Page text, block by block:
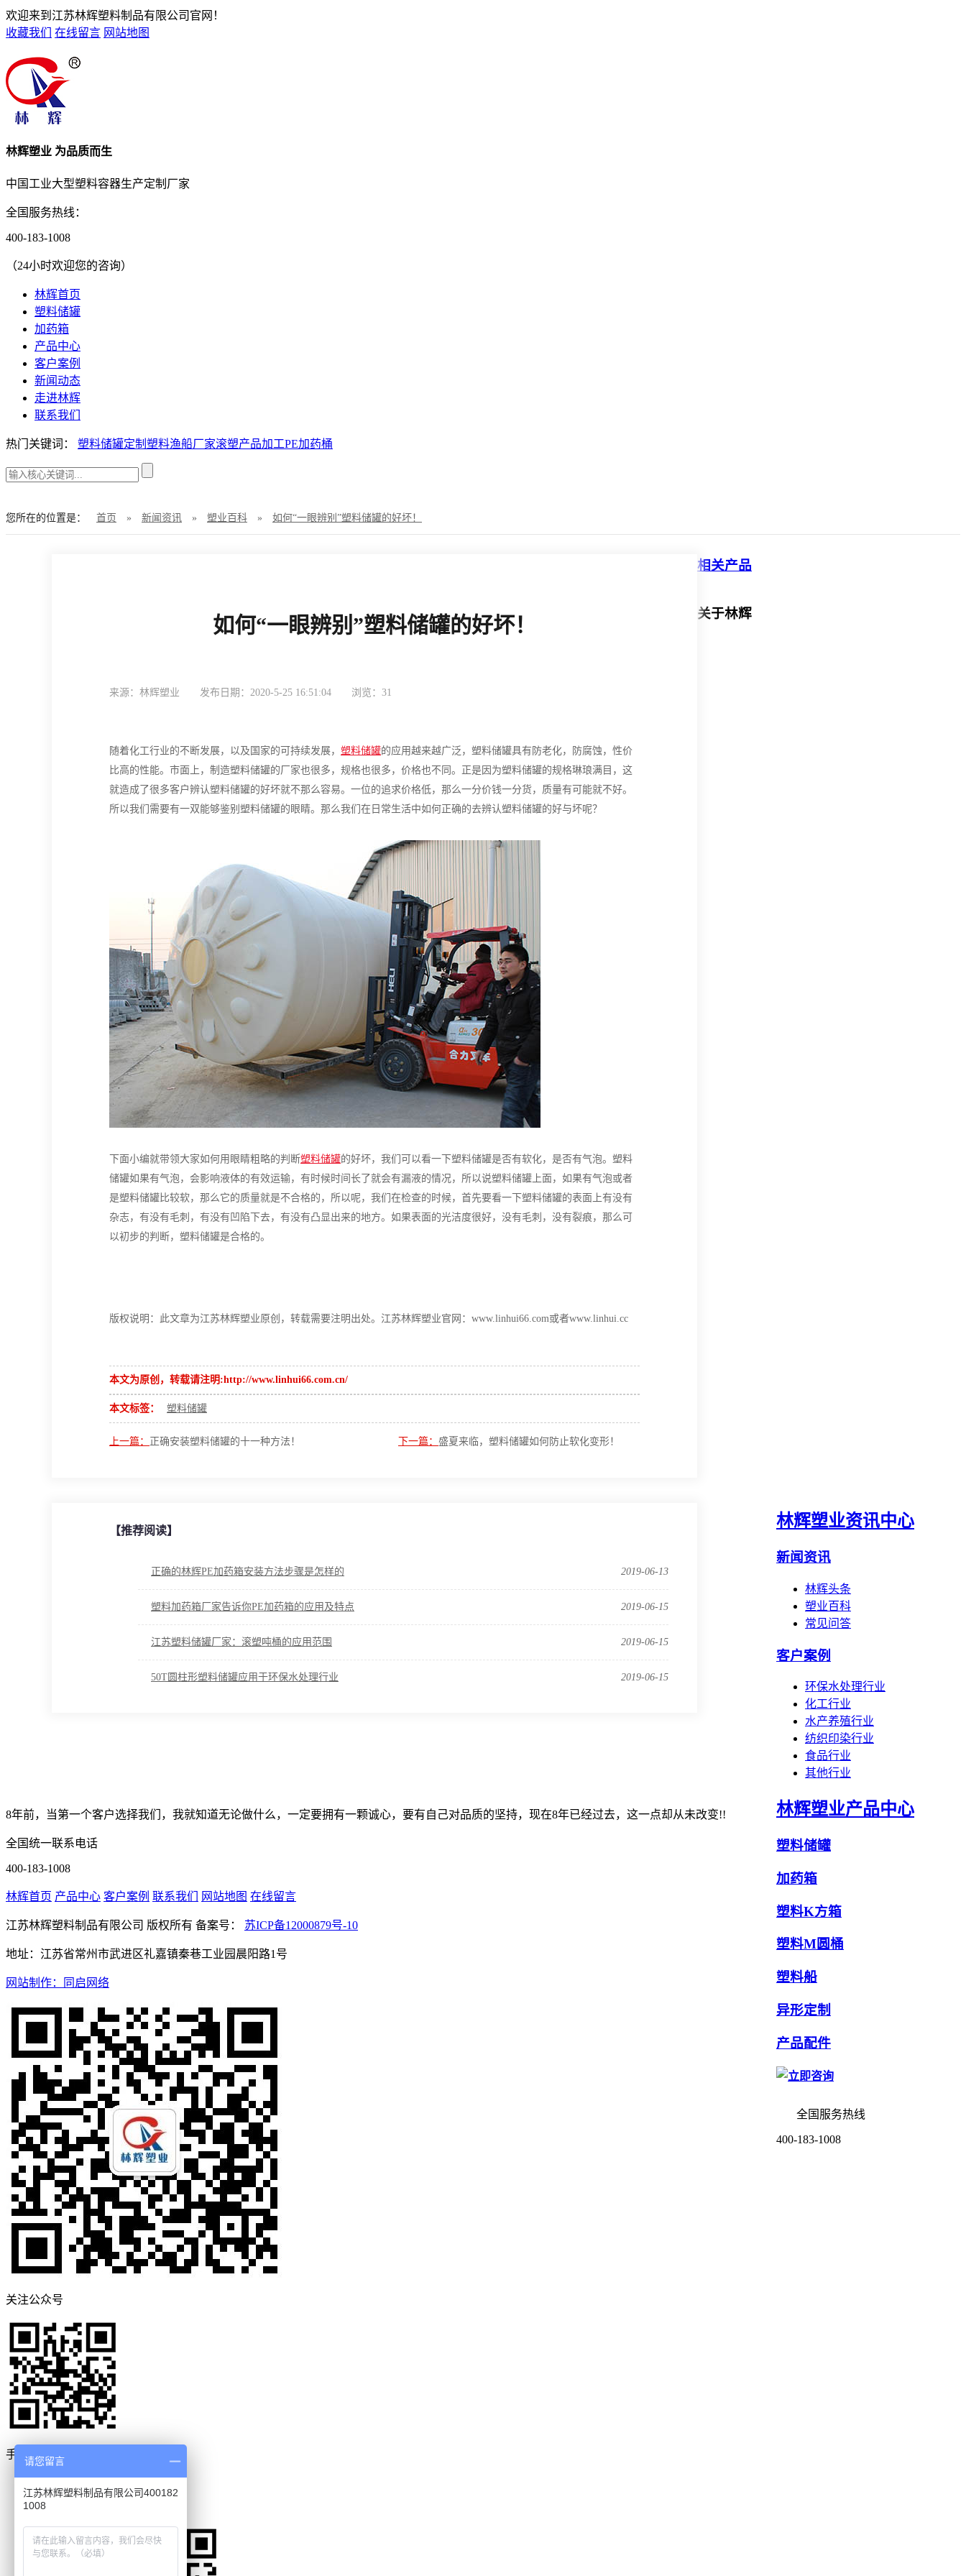
欢迎来到江苏林辉塑料制品有限公司官网！
收藏我们
在线留言 网站地图
林辉塑业 为品质而生
中国工业大型塑料容器生产定制厂家
全国服务热线：
400-183-1008
（24小时欢迎您的咨询）
林辉首页
塑料储罐
加药箱
产品中心
客户案例
新闻动态
走进林辉
联系我们
热门关键词： 塑料储罐定制 塑料渔船厂家滚塑产品加工PE加药桶
您所在的位置是： 首页 » 新闻资讯 » 塑业百科 » 如何“一眼辨别”塑料储罐的好坏！
如何“一眼辨别”塑料储罐的好坏！
来源：林辉塑业 发布日期：2020-5-25 16:51:04 浏览：31
随着化工行业的不断发展，以及国家的可持续发展， 塑料储罐的应用越来越广泛，塑料储罐具有防老化，防腐蚀，性价
比高的性能。市面上，制造塑料储罐的厂家也很多，规格也很多，价格也不同。正是因为塑料储罐的规格琳琅满目，这
就造成了很多客户辨认塑料储罐的好坏就不那么容易。一位的追求价格低，那么一分价钱一分货，质量有可能就不好。
所以我们需要有一双能够鉴别塑料储罐的眼睛。那么我们在日常生活中如何正确的去辨认塑料储罐的好与坏呢？
下面小编就带领大家如何用眼睛粗略的判断塑料储罐的好坏，我们可以看一下塑料储罐是否有软化，是否有气泡。塑料
储罐如果有气泡，会影响液体的有效运输，有时候时间长了就会有漏液的情况，所以说塑料储罐上面，如果有气泡或者
是塑料储罐比较软，那么它的质量就是不合格的，所以呢，我们在检查的时候，首先要看一下塑料储罐的表面上有没有
杂志，有没有毛刺，有没有凹陷下去，有没有凸显出来的地方。如果表面的光洁度很好，没有毛刺，没有裂痕，那么可
以初步的判断，塑料储罐是合格的。
版权说明：此文章为江苏林辉塑业原创，转载需要注明出处。江苏林辉塑业官网：www.linhui66.com或者www.linhui.cc
本文为原创，转载请注明:http://www.linhui66.com.cn/
本文标签： 塑料储罐
上一篇： 正确安装塑料储罐的十一种方法！ 下一篇： 盛夏来临，塑料储罐如何防止软化变形！
【推荐阅读】
2019-06-13
正确的林辉PE加药箱安装方法步骤是怎样的
2019-06-15
塑料加药箱厂家告诉你PE加药箱的应用及特点
2019-06-15
江苏塑料储罐厂家：滚塑吨桶的应用范围
2019-06-15
50T圆柱形塑料储罐应用于环保水处理行业
林辉塑业资讯中心
新闻资讯
林辉头条
塑业百科
常见问答
客户案例
环保水处理行业
化工行业
水产养殖行业
纺织印染行业
食品行业
其他行业
林辉塑业产品中心
塑料储罐
加药箱
塑料K方箱
塑料M圆桶
塑料船
异形定制
产品配件
全国服务热线
400-183-1008
相关产品
关于林辉
8年前，当第一个客户选择我们，我就知道无论做什么，一定要拥有一颗诚心，要有自己对品质的坚持，现在8年已经过去，这一点却从未改变!!
全国统一联系电话
400-183-1008
林辉首页 产品中心 客户案例 联系我们 网站地图 在线留言
江苏林辉塑料制品有限公司 版权所有 备案号： 苏ICP备12000879号-10
地址：江苏省常州市武进区礼嘉镇秦巷工业园晨阳路1号
网站制作：同启网络
关注公众号
手机网站
请您留言
江苏林辉塑料制品有限公司400182
1008